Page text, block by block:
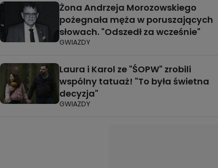
Żona Andrzeja Morozowskiego
pożegnała męża w poruszających
słowach. "Odszedł za wcześnie"
GWIAZDY
Laura i Karol ze "ŚOPW" zrobili
wspólny tatuaż! "To była świetna
decyzja"
GWIAZDY